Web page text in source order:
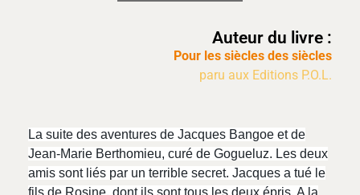
Auteur du livre :
Pour les siècles des siècles
paru aux Editions P.O.L.
La suite des aventures de Jacques Bangoe et de
Jean-Marie Berthomieu, curé de Gogueluz. Les deux
amis sont liés par un terrible secret. Jacques a tué le